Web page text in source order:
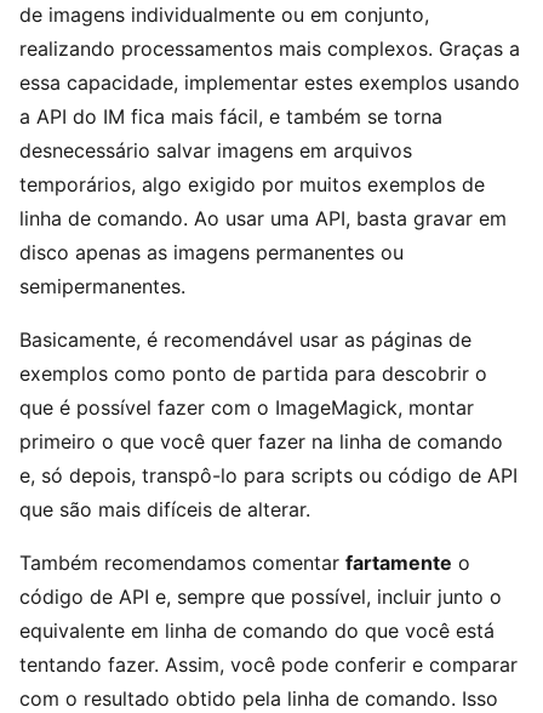
de imagens individualmente ou em conjunto,
realizando processamentos mais complexos. Graças a
essa capacidade, implementar estes exemplos usando
a API do IM fica mais fácil, e também se torna
desnecessário salvar imagens em arquivos
temporários, algo exigido por muitos exemplos de
linha de comando. Ao usar uma API, basta gravar em
disco apenas as imagens permanentes ou
semipermanentes.
Basicamente, é recomendável usar as páginas de
exemplos como ponto de partida para descobrir o
que é possível fazer com o ImageMagick, montar
primeiro o que você quer fazer na linha de comando
e, só depois, transpô-lo para scripts ou código de API
que são mais difíceis de alterar.
Também recomendamos comentar fartamente o
código de API e, sempre que possível, incluir junto o
equivalente em linha de comando do que você está
tentando fazer. Assim, você pode conferir e comparar
com o resultado obtido pela linha de comando. Isso